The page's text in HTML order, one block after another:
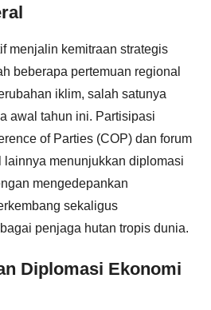
menjalin kemitraan strategis
beberapa pertemuan regional
iklim, salah satunya
awal tahun ini. Partisipasi
of Parties (COP) dan forum
lainnya menunjukkan diplomasi
mengedepankan
sekaligus
penjaga hutan tropis dunia.
Diplomasi Ekonomi